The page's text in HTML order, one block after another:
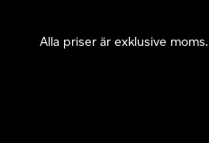
Alla priser är exklusive moms.